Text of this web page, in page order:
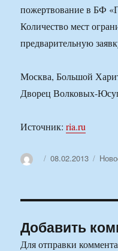
пожертвование в БФ
Количество мест
предварительную
Москва, Большой
Дворец Волковых-
Источник:ria.ru
АвторОпубликовано
08.02.2013
Добавить
Для отправки